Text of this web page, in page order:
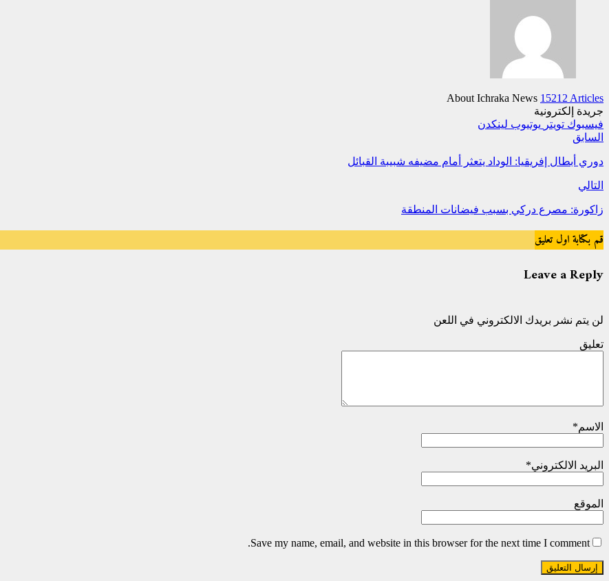
About Ichraka News 15212 Articles
جريدة إلكترونية
فيسبوك تويتر يوتيوب لينكدن
السابق
دوري أبطال إفريقيا: الوداد يتعثر أمام مضيفه شبيبة القبائل
التالي
زاكورة: مصرع دركي بسبب فيضانات المنطقة
قم بكتابة اول تعليق
Leave a Reply
لن يتم نشر بريدك الالكتروني في اللعن
تعليق
الاسم*
البريد الالكتروني*
الموقع
Save my name, email, and website in this browser for the next time I comment.